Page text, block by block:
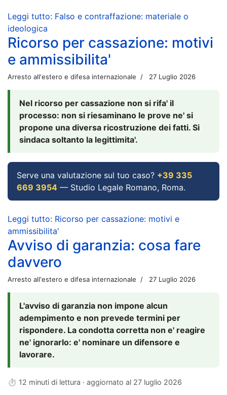
Leggi tutto: Falso e contraffazione: materiale o
ideologica
Ricorso per cassazione: motivi
e ammissibilita'
Arresto all'estero e difesa internazionale 27 Luglio 2026
Nel ricorso per cassazione non si rifa' il
processo: non si riesaminano le prove ne' si
propone una diversa ricostruzione dei fatti. Si
sindaca soltanto la legittimita'.
Serve una valutazione sul tuo caso? +39 335
669 3954 — Studio Legale Romano, Roma.
Leggi tutto: Ricorso per cassazione: motivi e
ammissibilita'
Avviso di garanzia: cosa fare
davvero
Arresto all'estero e difesa internazionale 27 Luglio 2026
L'avviso di garanzia non impone alcun
adempimento e non prevede termini per
rispondere. La condotta corretta non e' reagire
ne' ignorarlo: e' nominare un difensore e
lavorare.
⏱ 12 minuti di lettura · aggiornato al 27 luglio 2026